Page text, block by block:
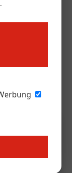
.
an der
soll.